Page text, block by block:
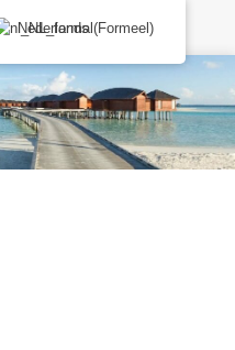
Nederlands (Formeel)